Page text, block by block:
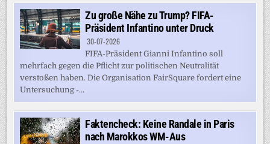
Zu große Nähe zu Trump? FIFA-
Präsident Infantino unter Druck
30-07-2026
FIFA-Präsident Gianni Infantino soll
mehrfach gegen die Pflicht zur politischen Neutralität
verstoßen haben. Die Organisation FairSquare fordert eine
Untersuchung -...
Faktencheck: Keine Randale in Paris
nach Marokkos WM-Aus